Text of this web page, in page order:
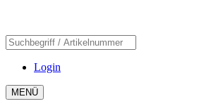
Login
MENÜ